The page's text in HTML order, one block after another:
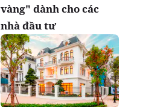
vàng" dành cho các
nhà đầu tư